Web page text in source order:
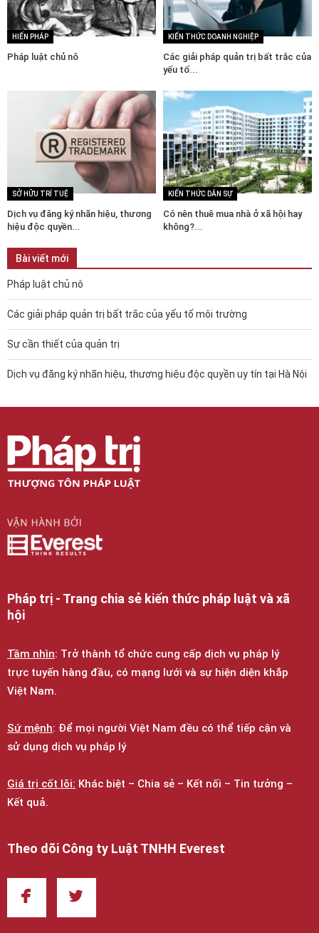
HIẾN PHÁP
Pháp luật chủ nô
KIẾN THỨC DOANH NGHIỆP
Các giải pháp quản trị bất trắc của
yếu tố...
SỞ HỮU TRÍ TUỆ
Dịch vụ đăng ký nhãn hiệu, thương
hiệu độc quyền...
KIẾN THỨC DÂN SỰ
Có nên thuê mua nhà ở xã hội hay
không?...
Bài viết mới
Pháp luật chủ nô
Các giải pháp quản trị bất trắc của yếu tố môi trường
Sự cần thiết của quản trị
Dịch vụ đăng ký nhãn hiệu, thương hiệu độc quyền uy tín tại Hà Nội
Pháp trị - Trang chia sẻ kiến thức pháp luật và xã
hội
Tầm nhìn: Trở thành tổ chức cung cấp dịch vụ pháp lý
trực tuyến hàng đầu, có mạng lưới và sự hiện diện khắp
Việt Nam.
Sứ mệnh: Để mọi người Việt Nam đều có thể tiếp cận và
sử dụng dịch vụ pháp lý
Giá trị cốt lõi: Khác biệt – Chia sẻ – Kết nối – Tin tưởng –
Kết quả.
Theo dõi Công ty Luật TNHH Everest